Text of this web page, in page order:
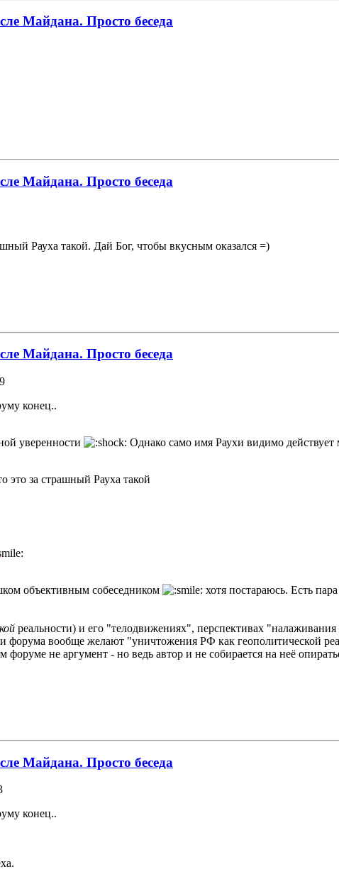
Майдана. Просто беседа
Майдана. Просто беседа
Рауха такой. Дай Бог, чтобы вкусным оказался =)
Майдана. Просто беседа
конец..
уверенности Однако само имя Раухи видимо действует
это за страшный Рауха такой
объективным собеседником
хотя постараюсь. Есть
реальности) и его "телодвижениях", перспективах
вообще желают "уничтожения РФ как геополитической
не аргумент - но ведь автор и не собирается на неё
Майдана. Просто беседа
конец..